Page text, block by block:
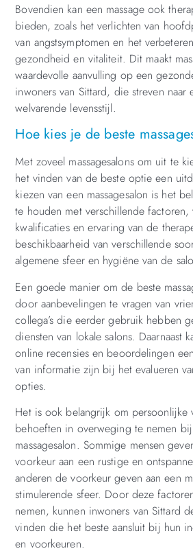
Bovendien kan een massage ook
bieden, zoals het verlichten van
van angstsymptomen en het
gezondheid en vitaliteit. Dit maakt
waardevolle aanvulling op een
inwoners van Sittard, die streven naar
welvarende levensstijl.
Hoe kies je de beste
Met zoveel massagesalons om uit te
het vinden van de beste optie een
kiezen van een massagesalon is het
te houden met verschillende factoren,
kwalificaties en ervaring van de
beschikbaarheid van verschillende
algemene sfeer en hygiëne van de
Een goede manier om de beste
door aanbevelingen te vragen van
collega’s die eerder gebruik hebben
diensten van lokale salons. Daarnaast
online recensies en beoordelingen
van informatie zijn bij het evalueren
opties.
Het is ook belangrijk om persoonlijke
behoeften in overweging te nemen
massagesalon. Sommige mensen
voorkeur aan een rustige en
anderen de voorkeur geven aan een
stimulerende sfeer. Door deze
nemen, kunnen inwoners van Sittard
vinden die het beste aansluit bij hun
en voorkeuren.